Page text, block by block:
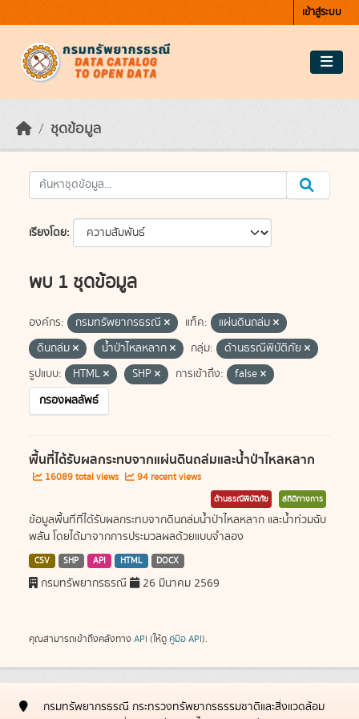
เข้าสู่ระบบ
ชุดข้อมูล
เรียงโดย
พบ 1 ชุดข้อมูล
องค์กร: กรมทรัพยากรธรณี แท็ค:
แผ่นดินถล่ม
ดินถล่ม
น้ำป่าไหลหลาก กลุ่ม:
ด้านธรณีพิบัติภัย
รูปแบบ:
HTML SHP การเข้าถึง:
false
กรองผลลัพธ์
พื้นที่ได้รับผลกระทบจากแผ่นดินถล่มและน้ำป่าไหลหลาก
16089 total views 94 recent views
ด้านธรณีพิบัติภัย สถิติทางการ
ข้อมูลพื้นที่ที่ได้รับผลกระทบจากดินถล่มน้ำป่าไหลหลาก และน้ำท่วมฉับ
พลัน โดยได้มาจากการประมวลผลด้วยแบบจำลอง
CSV SHP API HTML DOCX
กรมทรัพยากรธรณี 26 มีนาคม 2569
คุณสามารถเข้าถึงคลังทาง API (ให้ดู คู่มือ API).
กรมทรัพยากรธรณี กระทรวงทรัพยากรธรรมชาติและสิ่งแวดล้อม